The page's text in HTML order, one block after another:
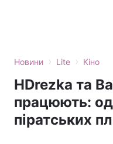
Новини › Lite › Кіно
HDrezka та
працюють:
піратських